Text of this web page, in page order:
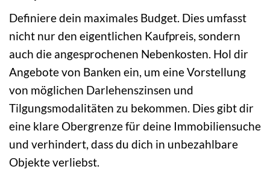
Definiere dein maximales Budget. Dies umfasst
nicht nur den eigentlichen Kaufpreis, sondern
auch die angesprochenen Nebenkosten. Hol dir
Angebote von Banken ein, um eine Vorstellung
von möglichen Darlehenszinsen und
Tilgungsmodalitäten zu bekommen. Dies gibt dir
eine klare Obergrenze für deine Immobiliensuche
und verhindert, dass du dich in unbezahlbare
Objekte verliebst.